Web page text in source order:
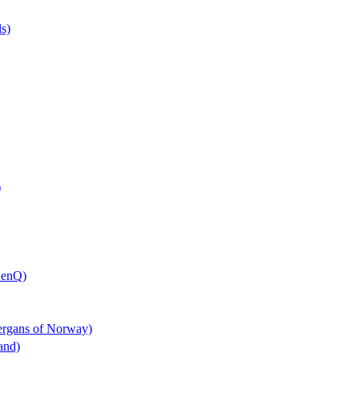
of Norway)